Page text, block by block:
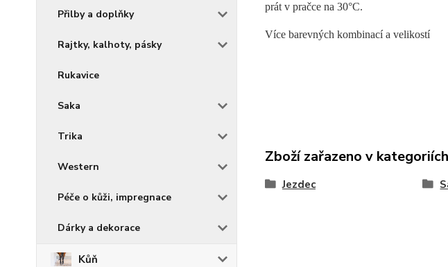
Přilby a doplňky
Rajtky, kalhoty, pásky
Rukavice
Saka
Trika
Western
Péče o kůži, impregnace
Dárky a dekorace
Kůň
prát v pračce na 30°C.
Více barevných kombinací a velikostí
Zboží zařazeno v kategoriích
Jezdec